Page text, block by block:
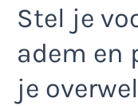
Stel je
adem en
je